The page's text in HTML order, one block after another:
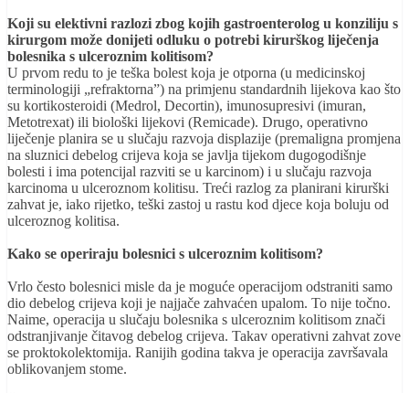
Koji su elektivni razlozi zbog kojih gastroenterolog u konziliju s
kirurgom može donijeti odluku o potrebi kirurškog liječenja
bolesnika s ulceroznim kolitisom?
U prvom redu to je teška bolest koja je otporna (u medicinskoj
terminologiji „refraktorna”) na primjenu standardnih lijekova kao što
su kortikosteroidi (Medrol, Decortin), imunosupresivi (imuran,
Metotrexat) ili biološki lijekovi (Remicade). Drugo, operativno
liječenje planira se u slučaju razvoja displazije (premaligna promjena
na sluznici debelog crijeva koja se javlja tijekom dugogodišnje
bolesti i ima potencijal razviti se u karcinom) i u slučaju razvoja
karcinoma u ulceroznom kolitisu. Treći razlog za planirani kirurški
zahvat je, iako rijetko, teški zastoj u rastu kod djece koja boluju od
ulceroznog kolitisa.
Kako se operiraju bolesnici s ulceroznim kolitisom?
Vrlo često bolesnici misle da je moguće operacijom odstraniti samo
dio debelog crijeva koji je najjače zahvaćen upalom. To nije točno.
Naime, operacija u slučaju bolesnika s ulceroznim kolitisom znači
odstranjivanje čitavog debelog crijeva. Takav operativni zahvat zove
se proktokolektomija. Ranijih godina takva je operacija završavala
oblikovanjem stome.